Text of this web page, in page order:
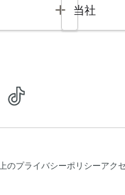
Toggle
当社
のプライバシーポリシーアク